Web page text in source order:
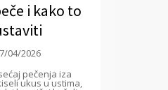
i kako to
04/2026
pečenja iza
ukus u ustima,